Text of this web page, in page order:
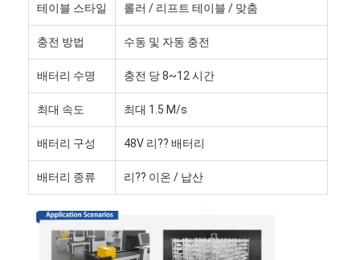
테이블 스타일 롤러 / 리프트 테이블 / 맞춤
충전 방법 수동 및 자동 충전
배터리 수명 충전 당 8~12 시간
최대 속도 최대 1.5 M/s
배터리 구성 48V 리?? 배터리
배터리 종류 리?? 이온 / 납산